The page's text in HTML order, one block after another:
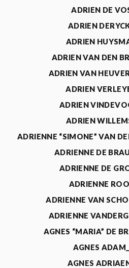
ADRIEN DE
ADRIEN
ADRIEN
ADRIEN VAN DEN
ADRIEN VAN
ADRIEN
ADRIEN
ADRIEN
ADRIENNE “SIMONE” VAN
ADRIENNE DE
ADRIENNE DE
ADRIENNE
ADRIENNE VAN
ADRIENNE
AGNES “MARIA” DE
AGNES
AGNES